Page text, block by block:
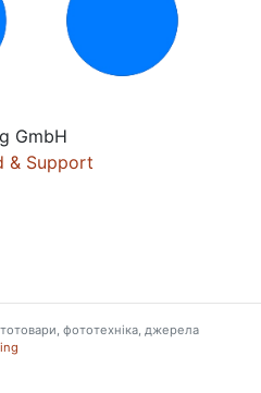
GmbH
& Support
фототехніка, джерела